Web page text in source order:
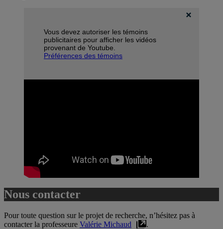
Vous devez autoriser les témoins
publicitaires pour afficher les vidéos
provenant de Youtube.
Préférences des témoins
Nous contacter
Pour toute question sur le projet de recherche, n’hésitez pas à
contacter la professeure Valérie Michaud
.